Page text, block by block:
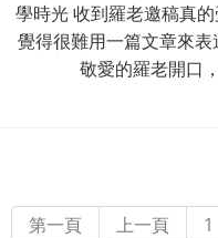
學時光 收到羅老邀稿真
覺得很難用一篇文章來
敬愛的羅老開口
第一頁 上一頁 1